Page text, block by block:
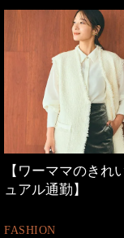
優木まおみさん「
割。」
LIFESTYLE